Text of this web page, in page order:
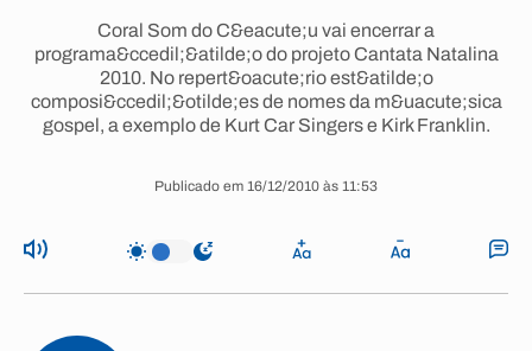
Coral Som do C&eacute;u vai encerrar a
programa&ccedil;&atilde;o do projeto Cantata Natalina
2010. No repert&oacute;rio est&atilde;o
composi&ccedil;&otilde;es de nomes da m&uacute;sica
gospel, a exemplo de Kurt Car Singers e Kirk Franklin.
Publicado em 16/12/2010 às 11:53